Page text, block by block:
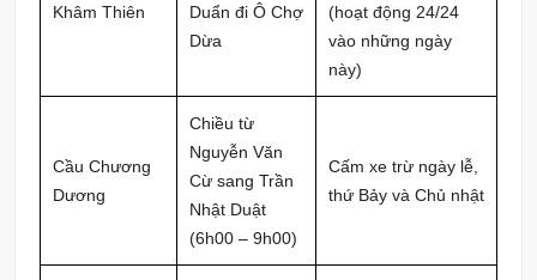
Khâm Thiên
Duẩn đi Ô Chợ
Dừa
(hoạt động 24/24
vào những ngày
này)
Cầu Chương
Dương
Chiều từ
Nguyễn Văn
Cừ sang Trần
Nhật Duật
(6h00 – 9h00)
Cấm xe trừ ngày lễ,
thứ Bảy và Chủ nhật